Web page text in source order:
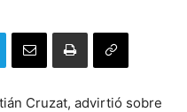
Cruzat, advirtió sobre